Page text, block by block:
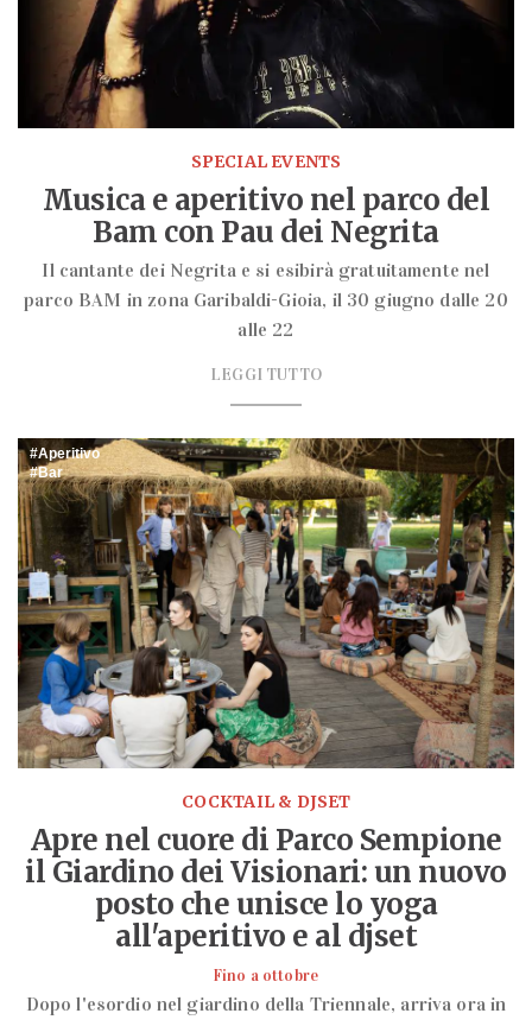
SPECIAL EVENTS
Musica e aperitivo nel parco del
Bam con Pau dei Negrita
Il cantante dei Negrita e si esibirà gratuitamente nel
parco BAM in zona Garibaldi-Gioia, il 30 giugno dalle 20
alle 22
LEGGI TUTTO
Aperitivo
Bar
COCKTAIL & DJSET
Apre nel cuore di Parco Sempione
il Giardino dei Visionari: un nuovo
posto che unisce lo yoga
all'aperitivo e al djset
Fino a ottobre
Dopo l'esordio nel giardino della Triennale, arriva ora in